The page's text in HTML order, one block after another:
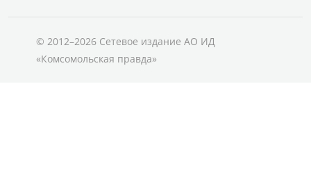
© 2012–2026 Сетевое издание АО ИД
«Комсомольская правда»